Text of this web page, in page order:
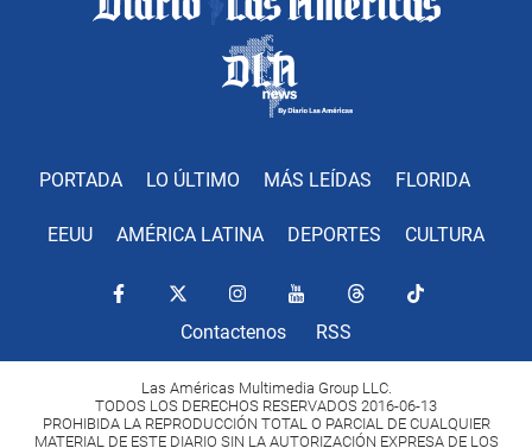
PORTADA LO ÚLTIMO MÁS LEÍDAS FLORIDA
EEUU AMÉRICA LATINA DEPORTES CULTURA
Contactenos RSS
Las Américas Multimedia Group LLC.
TODOS LOS DERECHOS RESERVADOS 2016-06-13
PROHIBIDA LA REPRODUCCIÓN TOTAL O PARCIAL DE CUALQUIER
MATERIAL DE ESTE DIARIO SIN LA AUTORIZACIÓN EXPRESA DE LOS